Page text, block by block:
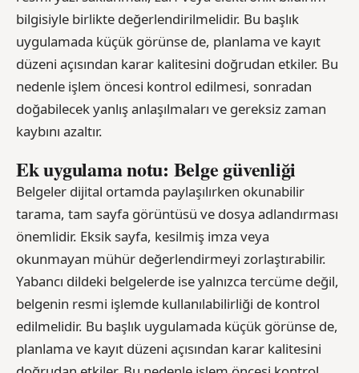
bilgisiyle birlikte değerlendirilmelidir. Bu başlık
uygulamada küçük görünse de, planlama ve kayıt
düzeni açısından karar kalitesini doğrudan etkiler. Bu
nedenle işlem öncesi kontrol edilmesi, sonradan
doğabilecek yanlış anlaşılmaları ve gereksiz zaman
kaybını azaltır.
Ek uygulama notu: Belge güvenliği
Belgeler dijital ortamda paylaşılırken okunabilir
tarama, tam sayfa görüntüsü ve dosya adlandırması
önemlidir. Eksik sayfa, kesilmiş imza veya
okunmayan mühür değerlendirmeyi zorlaştırabilir.
Yabancı dildeki belgelerde ise yalnızca tercüme değil,
belgenin resmi işlemde kullanılabilirliği de kontrol
edilmelidir. Bu başlık uygulamada küçük görünse de,
planlama ve kayıt düzeni açısından karar kalitesini